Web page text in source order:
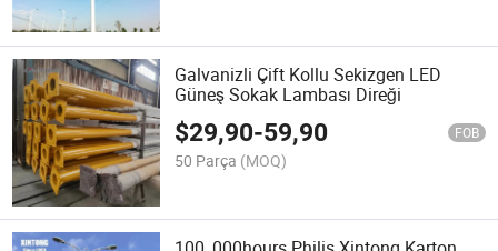
Galvanizli Çift Kollu Sekizgen LED
Güneş Sokak Lambası Direği
$29,90-59,90 FOB
50 Parça (MOQ)